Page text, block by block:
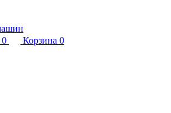
0 Корзина 0